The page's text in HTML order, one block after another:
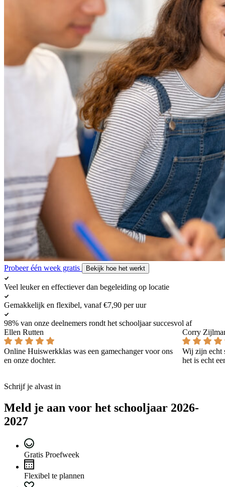
Probeer één week gratis Bekijk hoe het werkt
Veel leuker en effectiever dan begeleiding op locatie
Gemakkelijk en flexibel, vanaf €7,90 per uur
98% van onze deelnemers rondt het schooljaar succesvol af
Ellen Rutten
Online Huiswerkklas was een gamechanger voor ons
en onze dochter.
Corry
Wij zijn echt
het is echt
Schrijf je alvast in
Meld je aan voor het schooljaar 2026-
2027
Gratis Proefweek
Flexibel te plannen